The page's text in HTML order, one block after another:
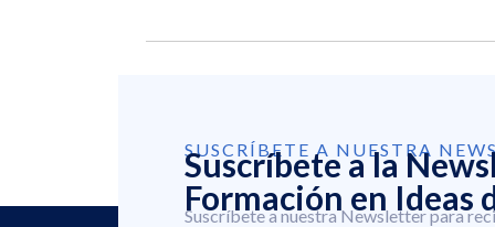
SUSCRÍBETE A NUESTRA
Suscríbete a la
Formación en Ideas
Suscríbete a nuestra Newsletter para